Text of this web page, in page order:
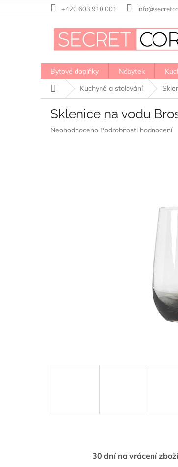
na
+420 603 910 001
Bytové doplňky Nábytek
Domů
Kuchyně a stolování
Sklenice na vodu
Průměrné
Neohodnoceno Podrobnosti hodnocení
30 dní na vrácení zboží